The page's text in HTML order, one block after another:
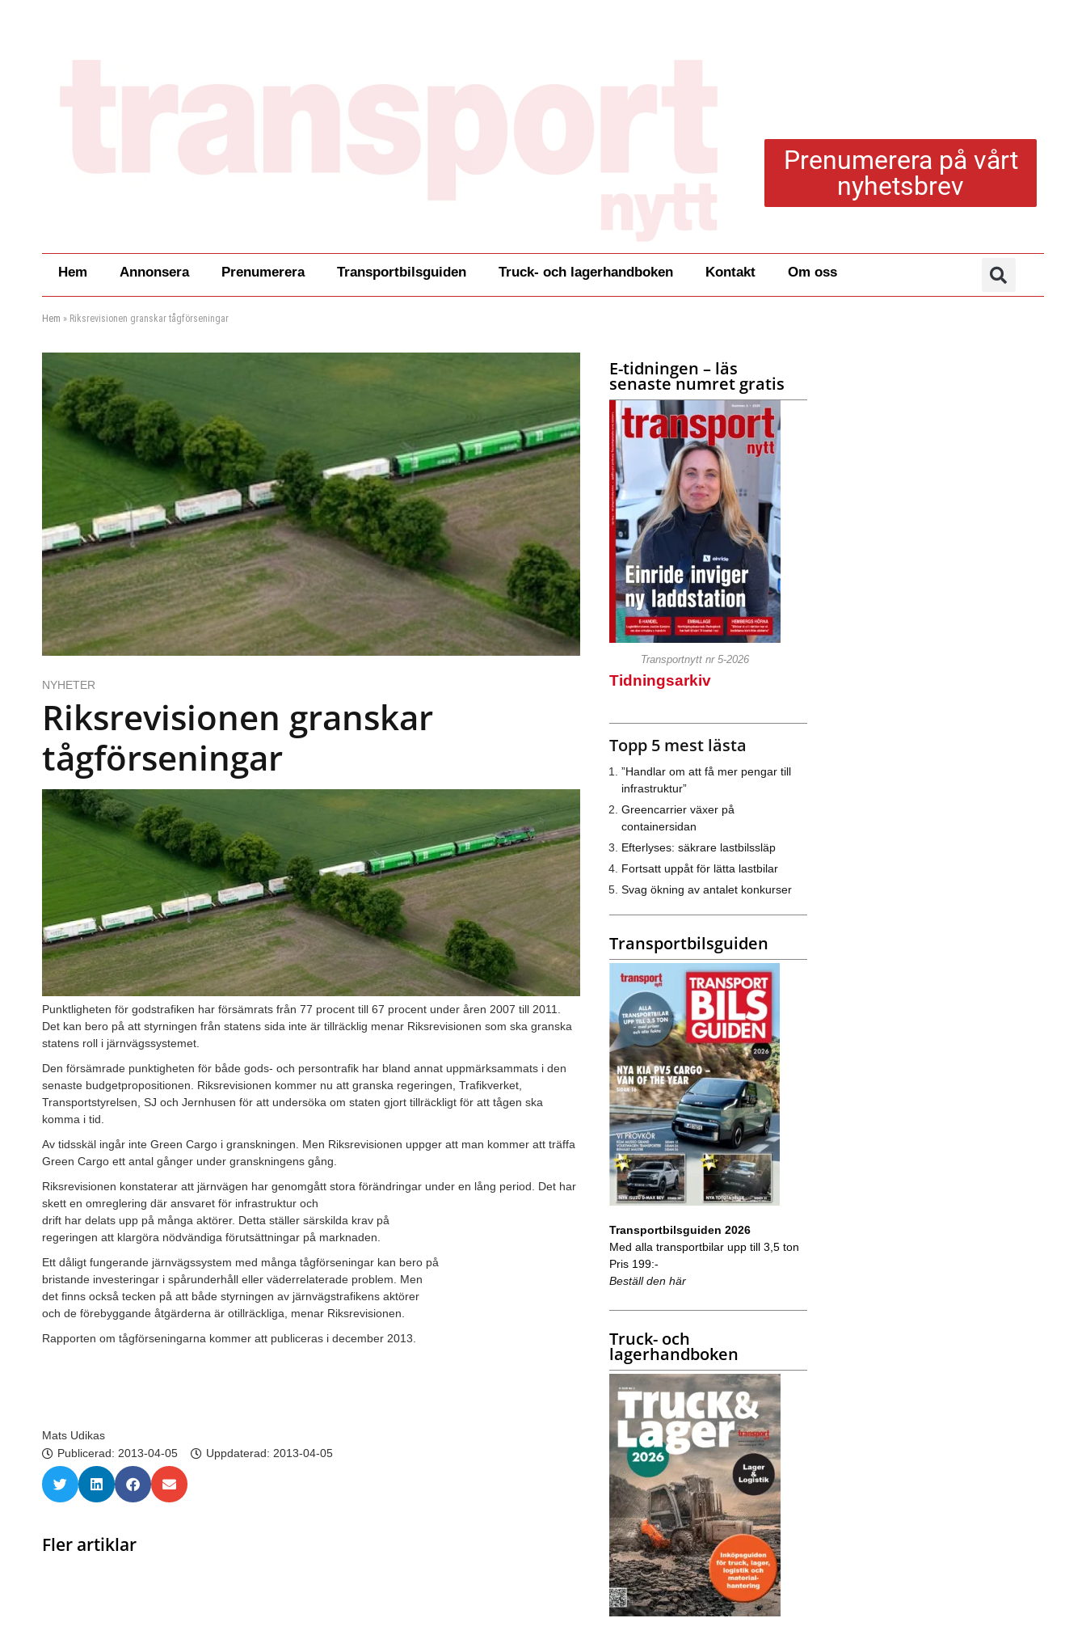
Prenumerera på vårt
nyhetsbrev
Hem Annonsera Prenumerera Transportbilsguiden Truck- och lagerhandboken Kontakt Om oss
Hem » Riksrevisionen granskar tågförseningar
NYHETER
Riksrevisionen granskar
tågförseningar
Punktligheten för godstrafiken har försämrats från 77 procent till 67 procent under åren 2007 till 2011.
Det kan bero på att styrningen från statens sida inte är tillräcklig menar Riksrevisionen som ska granska
statens roll i järnvägssystemet.
Den försämrade punktigheten för både gods- och persontrafik har bland annat uppmärksammats i den
senaste budgetpropositionen. Riksrevisionen kommer nu att granska regeringen, Trafikverket,
Transportstyrelsen, SJ och Jernhusen för att undersöka om staten gjort tillräckligt för att tågen ska
komma i tid.
Av tidsskäl ingår inte Green Cargo i granskningen. Men Riksrevisionen uppger att man kommer att träffa
Green Cargo ett antal gånger under granskningens gång.
Riksrevisionen konstaterar att järnvägen har genomgått stora förändringar under en lång period. Det har
skett en omreglering där ansvaret för infrastruktur och
drift har delats upp på många aktörer. Detta ställer särskilda krav på
regeringen att klargöra nödvändiga förutsättningar på marknaden.
Ett dåligt fungerande järnvägssystem med många tågförseningar kan bero på
bristande investeringar i spårunderhåll eller väderrelaterade problem. Men
det finns också tecken på att både styrningen av järnvägstrafikens aktörer
och de förebyggande åtgärderna är otillräckliga, menar Riksrevisionen.
Rapporten om tågförseningarna kommer att publiceras i december 2013.
Mats Udikas
Publicerad: 2013-04-05 Uppdaterad: 2013-04-05
Fler artiklar
E-tidningen – läs
senaste numret gratis
Transportnytt nr 5-2026
Tidningsarkiv
Topp 5 mest lästa
”Handlar om att få mer pengar till
infrastruktur”
Greencarrier växer på
containersidan
Efterlyses: säkrare lastbilssläp
Fortsatt uppåt för lätta lastbilar
Svag ökning av antalet konkurser
Transportbilsguiden
Transportbilsguiden 2026
Med alla transportbilar upp till 3,5 ton
Pris 199:-
Beställ den här
Truck- och
lagerhandboken